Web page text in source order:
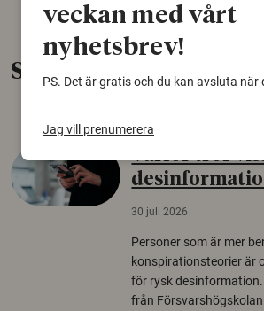
Senaste nytt
Varför tror
30 juli 2026
Personer som är mer
konspirationsteorier är
för rysk
från
veckan med vårt
nyhetsbrev!
PS. Det är gratis och du kan avsluta när
Jag vill prenumerera